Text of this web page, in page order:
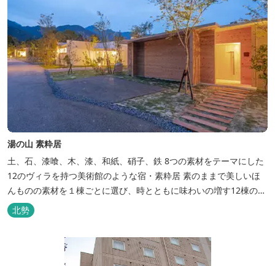
湯の山 素粋居
土、石、漆喰、木、漆、和紙、硝子、鉄 8つの素材をテーマにした
12のヴィラを持つ美術館のような宿・素粋居 素のままで美しいほ
んものの素材を１棟ごとに選び、時とともに味わいの増す12棟のヴ
ィラをつくりました。現代美術・工芸・古美術・アンティークをし
つらえた空間は、 とびきり居心地が良い美術館のよう。次はあのヴ
ィラで素材とアートに触れたい。 そんな滞在の楽しみが広がりま
北勢